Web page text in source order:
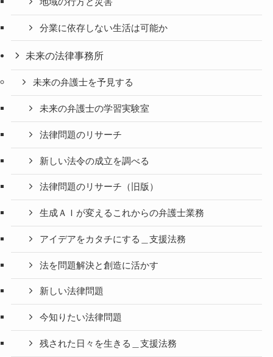
分業に依存しない生活は可能か
未来の法律事務所
未来の弁護士を予見する
未来の弁護士の学習実験室
法律問題のリサーチ
新しい法令の成立を調べる
法律問題のリサーチ（旧版）
生成ＡＩが変えるこれからの弁護士業務
アイデアをカタチにする＿支援法務
法を問題解決と創造に活かす
新しい法律問題
今知りたい法律問題
残された日々を生きる＿支援法務